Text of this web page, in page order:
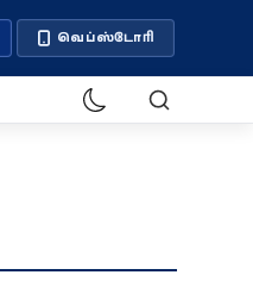
வெப்ஸ்டோரி